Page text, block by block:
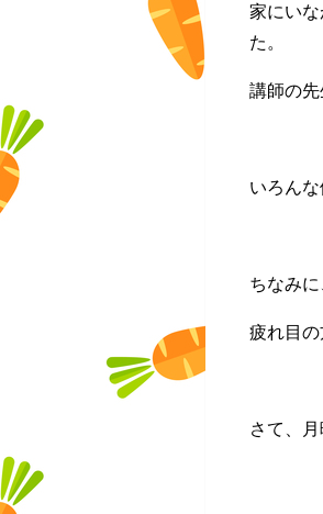
家にい
た。
講師の先
いろん
ちなみ
疲れ目の
さて、